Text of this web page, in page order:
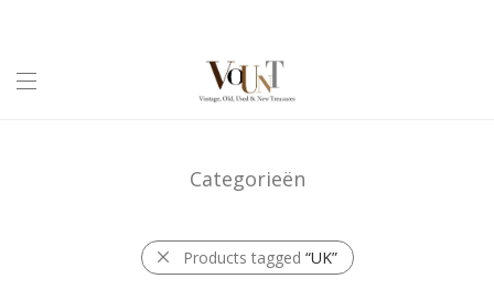
Categorieën
Products tagged “UK”